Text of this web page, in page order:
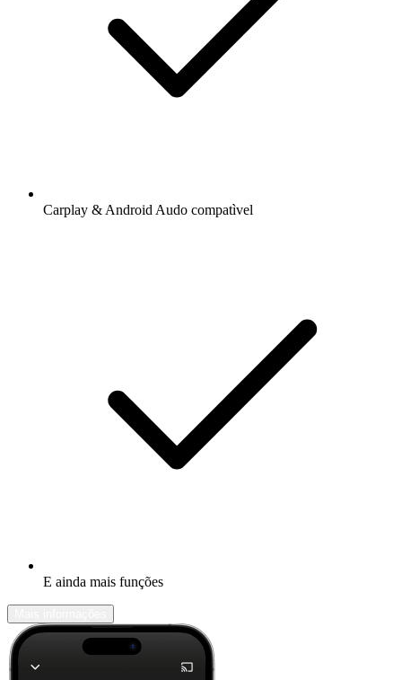
Carplay & Android Audo compatìvel
E ainda mais funções